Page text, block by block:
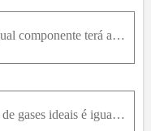
13–21C Em uma mistura de gases, qual componente terá a pressão parcial mais alta: o que tem maior número de mols ou aquele com massa molar mais alta?
13 – 24 C O volume de uma mistura de gases ideais é igual à soma dos volumes de cada gás individual da mistura. Essa declaração está correta? Caso contrário, como você corrigiria isso?